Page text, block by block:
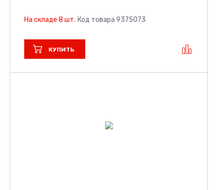
На складе 8 шт. Код товара 9375073
КУПИТЬ